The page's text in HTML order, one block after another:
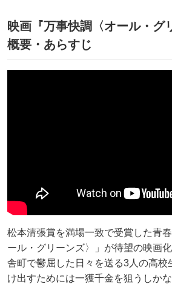
映画『万事快調〈オール・グ
概要・あらすじ
松本清張賞を満場一致で受賞した青
ール・グリーンズ〉」が待望の映画
舎町で鬱屈した日々を送る3人の高校
け出すためには一獲千金を狙うしか